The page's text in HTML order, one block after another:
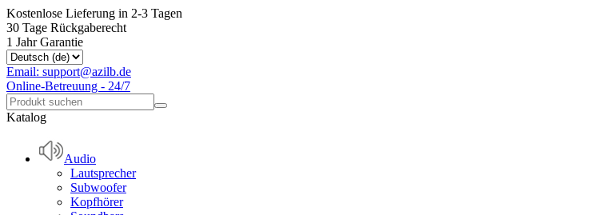
Kostenlose Lieferung in 2-3 Tagen
30 Tage Rückgaberecht
1 Jahr Garantie
Email: support@azilb.de
Online-Betreuung - 24/7
Katalog
Audio
Lautsprecher
Subwoofer
Kopfhörer